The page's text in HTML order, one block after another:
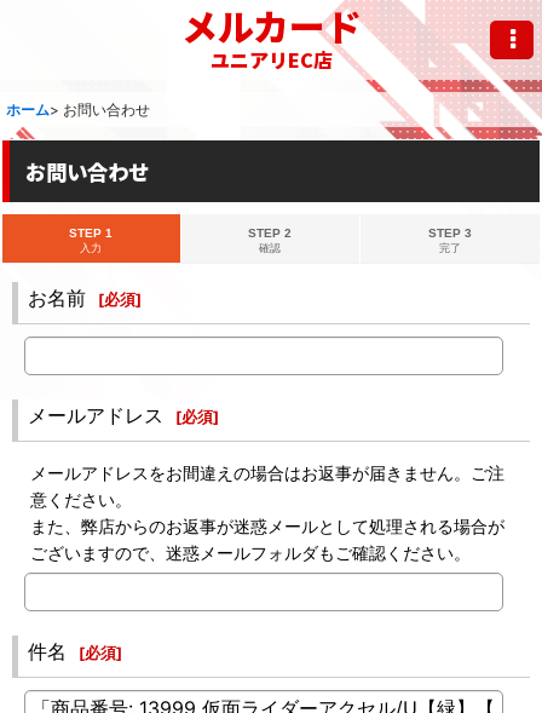
メルカード
ユニアリEC店
ホーム> お問い合わせ
お問い合わせ
STEP 1
入力
STEP 2
確認
STEP 3
完了
お名前 [必須]
メールアドレス [必須]
メールアドレスをお間違えの場合はお返事が届きません。ご注
意ください。
また、弊店からのお返事が迷惑メールとして処理される場合が
ございますので、迷惑メールフォルダもご確認ください。
件名 [必須]